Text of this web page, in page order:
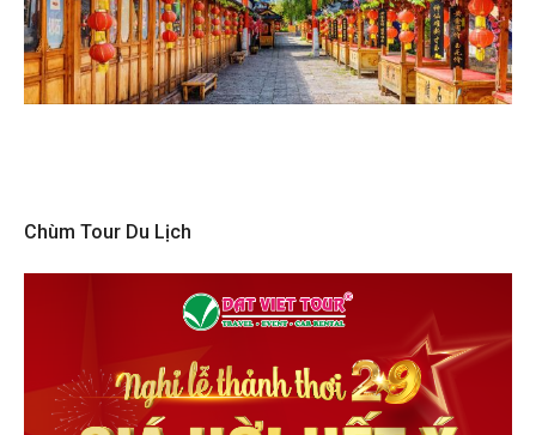
Chùm Tour Du Lịch